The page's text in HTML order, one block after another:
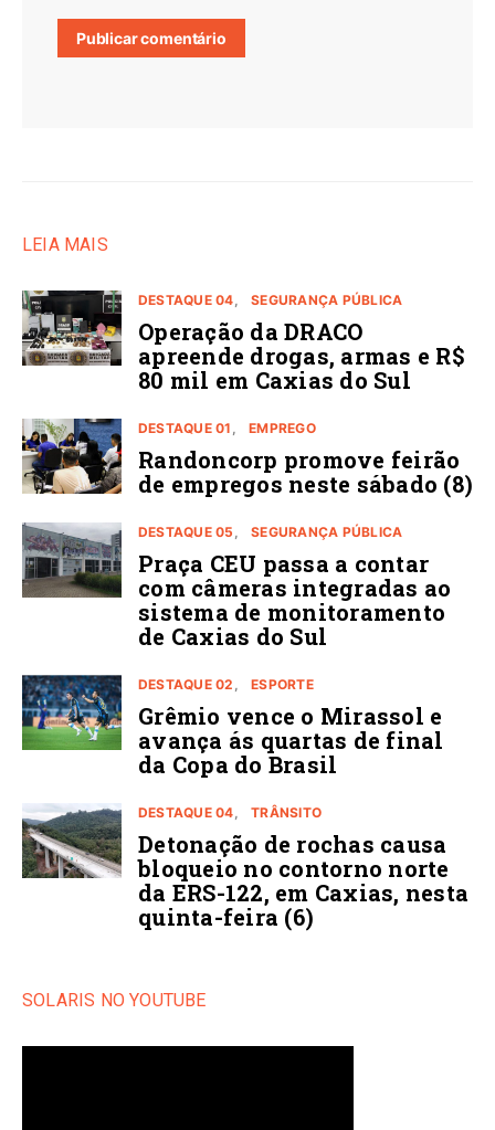
LEIA MAIS
DESTAQUE 04 SEGURANÇA PÚBLICA
Operação da DRACO
apreende drogas, armas e R$
80 mil em Caxias do Sul
DESTAQUE 01 EMPREGO
Randoncorp promove feirão
de empregos neste sábado (8)
DESTAQUE 05 SEGURANÇA PÚBLICA
Praça CEU passa a contar
com câmeras integradas ao
sistema de monitoramento
de Caxias do Sul
DESTAQUE 02 ESPORTE
Grêmio vence o Mirassol e
avança ás quartas de final
da Copa do Brasil
DESTAQUE 04 TRÂNSITO
Detonação de rochas causa
bloqueio no contorno norte
da ERS-122, em Caxias, nesta
quinta-feira (6)
SOLARIS NO YOUTUBE